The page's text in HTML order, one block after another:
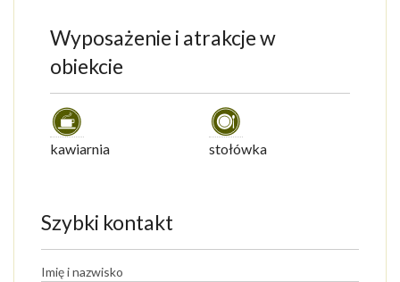
Wyposażenie i atrakcje w
obiekcie
kawiarnia stołówka
Szybki kontakt
Imię i nazwisko